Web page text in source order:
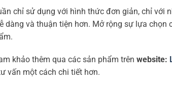
chỉ sử dụng với hình thức đơn giản, chỉ với
dàng và thuận tiện hơn. Mở rộng sự lựa chọn
khảo thêm qua các sản phẩm trên website:
vấn một cách chi tiết hơn.